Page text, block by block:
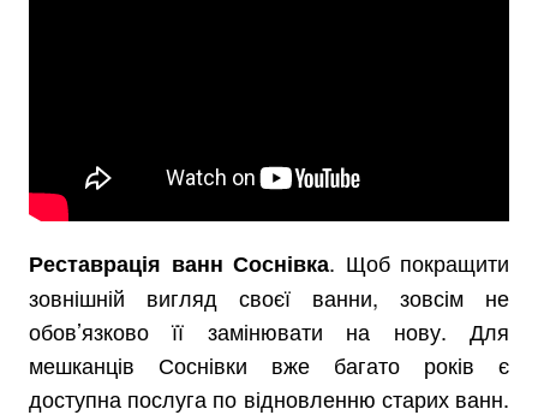
Реставрація ванн Соснівка. Щоб покращити
зовнішній вигляд своєї ванни, зовсім не
обов’язково її замінювати на нову. Для
мешканців Соснівки вже багато років є
доступна послуга по відновленню старих ванн.